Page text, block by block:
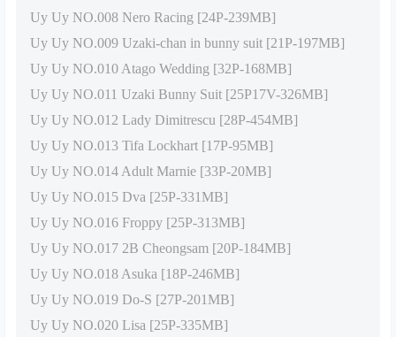
Uy Uy NO.008 Nero Racing [24P-239MB]
Uy Uy NO.009 Uzaki-chan in bunny suit [21P-197MB]
Uy Uy NO.010 Atago Wedding [32P-168MB]
Uy Uy NO.011 Uzaki Bunny Suit [25P17V-326MB]
Uy Uy NO.012 Lady Dimitrescu [28P-454MB]
Uy Uy NO.013 Tifa Lockhart [17P-95MB]
Uy Uy NO.014 Adult Marnie [33P-20MB]
Uy Uy NO.015 Dva [25P-331MB]
Uy Uy NO.016 Froppy [25P-313MB]
Uy Uy NO.017 2B Cheongsam [20P-184MB]
Uy Uy NO.018 Asuka [18P-246MB]
Uy Uy NO.019 Do-S [27P-201MB]
Uy Uy NO.020 Lisa [25P-335MB]